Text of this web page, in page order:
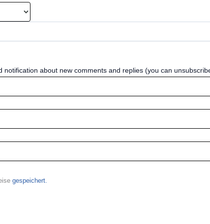
about new comments and replies (you can
gespeichert.